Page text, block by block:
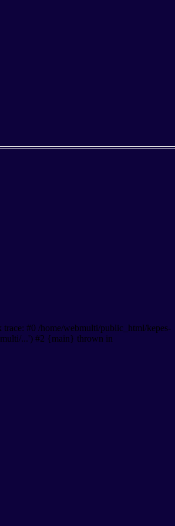
#0 /home/webmulti/public_html/kepes-
...') #2 {main} thrown in